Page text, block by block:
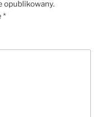
opublikowany.
*